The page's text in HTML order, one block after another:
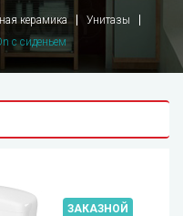
керамика
Унитазы
с сиденьем
ЗАКАЗНОЙ